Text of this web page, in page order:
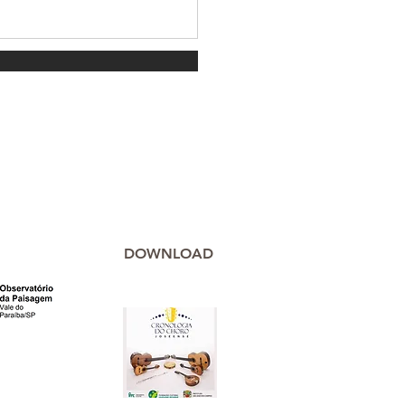
DOWNLOAD